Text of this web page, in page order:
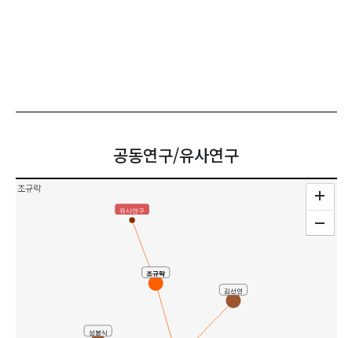
공동연구/유사연구
조규락
김선연
성봉식
조규락
유사연구